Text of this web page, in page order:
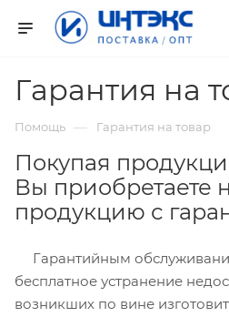
Гарантия на
Помощь — Гарантия на товар
Покупая
Вы приобретаете
продукцию с
Гарантийным
бесплатное устранение
возникших по вине